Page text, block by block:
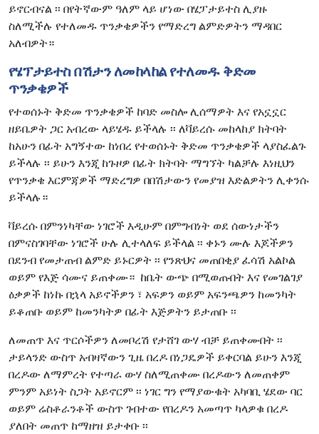
ይኖርብናል ፡፡ በየትኛውም ዓለም ላይ ሆነው በሄፓታይተስ ሊያዙ
ስለሚችሉ የተለመዱ ጥንቃቄዎችን የማድረግ ልምድዎትን ማዳበር
አለብዎት።
የሄፕታይተስ በሽታን ለመከላከል የተለመዱ ቅድመ
ጥንቃቄዎች
የተወሰኑት ቅድመ ጥንቃቄዎች ከባድ መስሎ ሊሰማዎት እና የአኗኗር
ዘይቤዎት ጋር አብረው ላይሄዱ ይችላሉ ፡፡ ለቫይረሱ መከላከያ ክትባት
ከአሁን በፊት አግኝተው ከነበረ የተወሰኑት ቅድመ ጥንቃቄዎች ላያስፈልጉ
ይችላሉ ፡፡ ይሁን እንጂ ከጉዞዎ በፊት ክትባት ማግኘት ካልቻሉ እነዚህን
የጥንቃቄ እርምጃዎች ማድረግዎ በበሽታውን የመያዝ እድልዎትን ሊቀንሱ
ይችላሉ።
ቫይረሱ በምንነካቸው ነገሮች እዲሁም በምግብነት ወደ ሰውነታችን
በምናስገባቸው ነገሮች ሁሉ ሊተላለፍ ይችላል ፡፡ ቀኑን ሙሉ እጆችዎን
በደንብ የመታጠብ ልምድ ይኑርዎት ፡፡ የንጽህና መጠበቂያ ፈሳሽ አልኮል
ወይም የእጅ ሳሙና ይጠቀሙ። ከቤት ውጭ በሚወጡበት እና የመገልገያ
ዕቃዎች ከነኩ በኋላ አይኖችዎን ፣ አፍዎን ወይም አፍንጫዎን ከመንካት
ይቆጠቡ ወይም ከመንካትዎ በፊት እጅዎትን ይታጠቡ ፡፡
ለመጠጥ እና ጥርሶችዎን ለመቦረሽ የታሸገ ውሃ ብቻ ይጠቀሙበት ፡፡
ታይላንድ ውስጥ አብዛኛውን ጊዜ በረዶ በነጋዴዎች ይቀርባል ይሁን እንጂ
በረዶው ለማምረት የተጣራ ውሃ ስለሚጠቀሙ በረዶውን ለመጠቀም
ምንም አይነት ስጋት አይኖርም ፡፡ ነገር ግን የማያውቁት አካባቢ ሄደው ባር
ወይም ሬስቶራንቶች ውስጥ ገብተው የበረዶን አመጣጥ ካላዎቁ በረዶ
ያለበት መጠጥ ከማዘዝ ይታቀቡ ፡፡